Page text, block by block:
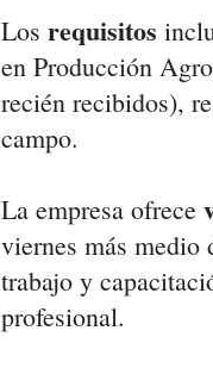
Los requisitos
en Producción
recién recibidos),
campo.
La empresa ofrece
viernes más medio
trabajo y
profesional.